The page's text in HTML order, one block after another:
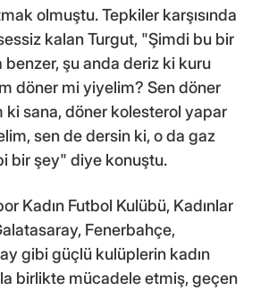
olmuştu. Tepkiler karşısında
kalan Turgut, "Şimdi bu bir
benzer, şu anda deriz ki kuru
döner mi yiyelim? Sen döner
ki sana, döner kolesterol yapar
sen de dersin ki, o da gaz
bir şey" diye konuştu.
Kadın Futbol Kulübü, Kadınlar
Fenerbahçe,
gibi güçlü kulüplerin kadın
birlikte mücadele etmiş, geçen